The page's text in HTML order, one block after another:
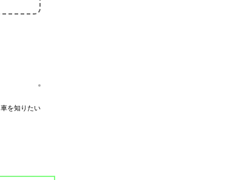
車を知りたい